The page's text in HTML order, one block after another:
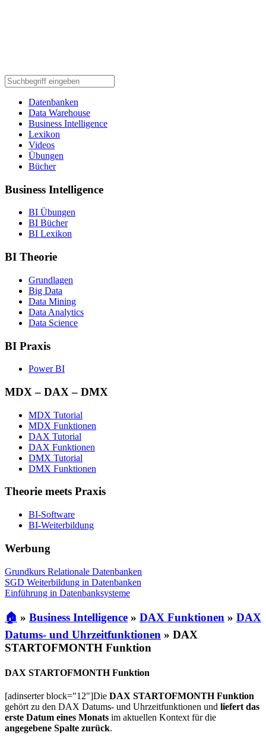
Datenbanken
Data Warehouse
Business Intelligence
Lexikon
Videos
Übungen
Bücher
Business Intelligence
BI Übungen
BI Bücher
BI Lexikon
BI Theorie
Grundlagen
Big Data
Data Mining
Data Analytics
Data Science
BI Praxis
Power BI
MDX – DAX – DMX
MDX Tutorial
MDX Funktionen
DAX Tutorial
DAX Funktionen
DMX Tutorial
DMX Funktionen
Theorie meets Praxis
BI-Software
BI-Weiterbildung
Werbung
Grundkurs Relationale Datenbanken
SGD Weiterbildung in Datenbanken
Einführung in Datenbanksysteme
🏠 » Business Intelligence » DAX Funktionen » DAX
Datums- und Uhrzeitfunktionen » DAX
STARTOFMONTH Funktion
DAX STARTOFMONTH Funktion
[adinserter block="12"]Die DAX STARTOFMONTH Funktion
gehört zu den DAX Datums- und Uhrzeitfunktionen und liefert das
erste Datum eines Monats im aktuellen Kontext für die
angegebene Spalte zurück.